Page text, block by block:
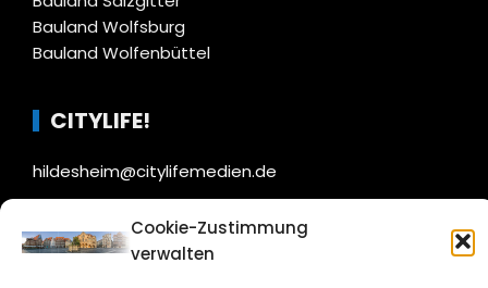
Cookie-Zustimmung
verwalten
Bauland Wolfsburg
Bauland Wolfenbüttel
CITYLIFE!
hildesheim@citylifemedien.de
38100 Braunschweig
Telefon: 0531 387220 – 65